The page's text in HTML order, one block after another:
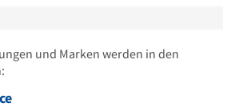
und Marken werden in den